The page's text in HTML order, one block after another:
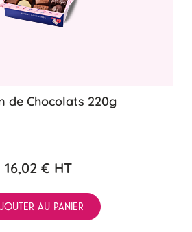
de Chocolats 220g
16,02 € HT
AU PANIER